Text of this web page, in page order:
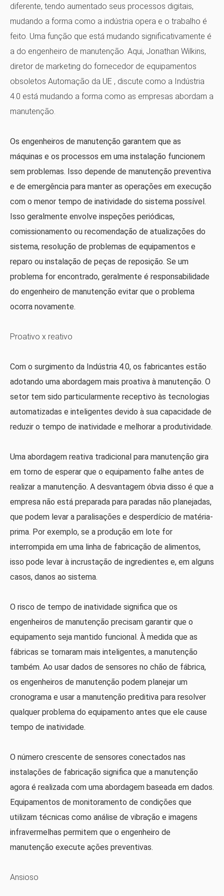
diferente, tendo aumentado seus processos digitais,
mudando a forma como a indústria opera e o trabalho é
feito. Uma função que está mudando significativamente é
a do engenheiro de manutenção. Aqui, Jonathan Wilkins,
diretor de marketing do fornecedor de equipamentos
obsoletos Automação da UE , discute como a Indústria
4.0 está mudando a forma como as empresas abordam a
manutenção.
Os engenheiros de manutenção garantem que as
máquinas e os processos em uma instalação funcionem
sem problemas. Isso depende de manutenção preventiva
e de emergência para manter as operações em execução
com o menor tempo de inatividade do sistema possível.
Isso geralmente envolve inspeções periódicas,
comissionamento ou recomendação de atualizações do
sistema, resolução de problemas de equipamentos e
reparo ou instalação de peças de reposição. Se um
problema for encontrado, geralmente é responsabilidade
do engenheiro de manutenção evitar que o problema
ocorra novamente.
Proativo x reativo
Com o surgimento da Indústria 4.0, os fabricantes estão
adotando uma abordagem mais proativa à manutenção. O
setor tem sido particularmente receptivo às tecnologias
automatizadas e inteligentes devido à sua capacidade de
reduzir o tempo de inatividade e melhorar a produtividade.
Uma abordagem reativa tradicional para manutenção gira
em torno de esperar que o equipamento falhe antes de
realizar a manutenção. A desvantagem óbvia disso é que a
empresa não está preparada para paradas não planejadas,
que podem levar a paralisações e desperdício de matéria-
prima. Por exemplo, se a produção em lote for
interrompida em uma linha de fabricação de alimentos,
isso pode levar à incrustação de ingredientes e, em alguns
casos, danos ao sistema.
O risco de tempo de inatividade significa que os
engenheiros de manutenção precisam garantir que o
equipamento seja mantido funcional. À medida que as
fábricas se tornaram mais inteligentes, a manutenção
também. Ao usar dados de sensores no chão de fábrica,
os engenheiros de manutenção podem planejar um
cronograma e usar a manutenção preditiva para resolver
qualquer problema do equipamento antes que ele cause
tempo de inatividade.
O número crescente de sensores conectados nas
instalações de fabricação significa que a manutenção
agora é realizada com uma abordagem baseada em dados.
Equipamentos de monitoramento de condições que
utilizam técnicas como análise de vibração e imagens
infravermelhas permitem que o engenheiro de
manutenção execute ações preventivas.
Ansioso